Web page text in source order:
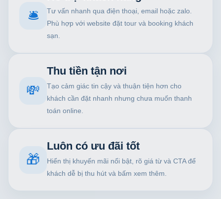
🛎
Tư vấn nhanh qua điện thoại, email hoặc zalo.
Phù hợp với website đặt tour và booking khách
sạn.
💸
Thu tiền tận nơi
Tạo cảm giác tin cậy và thuận tiện hơn cho
khách cần đặt nhanh nhưng chưa muốn thanh
toán online.
🎁
Luôn có ưu đãi tốt
Hiển thị khuyến mãi nổi bật, rõ giá từ và CTA để
khách dễ bị thu hút và bấm xem thêm.